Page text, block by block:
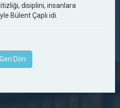
disiplini, insanlara
Bülent Çaplı idi.
Dön